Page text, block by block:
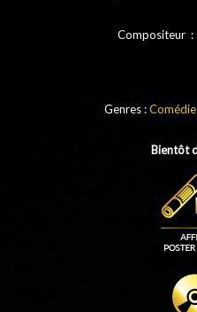
Compositeur :
Genres :Comédie
Bientôt